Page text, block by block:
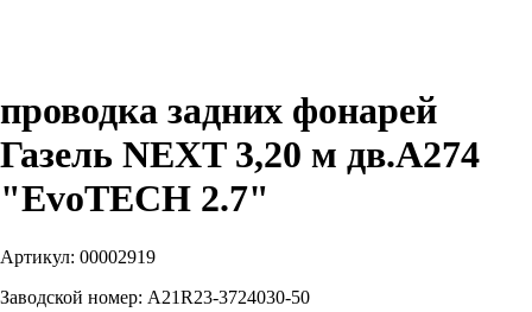
проводка задних фонарей
Газель NEXT 3,20 м дв.А274
"EvoTECH 2.7"
Артикул: 00002919
Заводской номер: A21R23-3724030-50